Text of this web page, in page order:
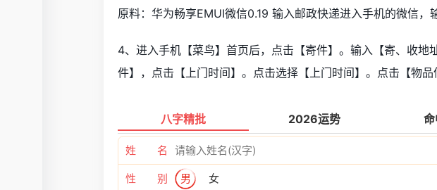
原料：华为畅享EMUI微信0.19 输入邮政快递进入手机的微信，
4、进入手机【菜鸟】首页后，点击【寄件】。输入【寄、收地
件】，点击【上门时间】。点击选择【上门时间】。点击【物品
八字精批 2026运势
姓 名
性 别 男 女